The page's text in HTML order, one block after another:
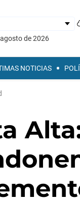
agosto de 2026
NOTICIAS